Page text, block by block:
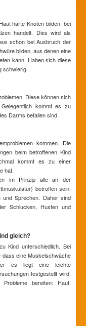
harte Knoten bilden, bei
handelt. Dies wird als
schon bei Ausbruch der
bilden, aus denen eine
kann. Haben sich diese
schwierig.
Diese können sich
kommt es zu
Darms befallen sind.
kommen. Die
beim betroffenen Kind
kommt es zu einer
hat.
im Prinzip alle an der
betroffen sein.
und Sprechen. Daher sind
Schlucken, Husten und
gleich?
Kind unterschiedlich. Bei
dass eine Muskelschwäche
es liegt eine leichte
festgestellt wird.
bereiten: Haut,